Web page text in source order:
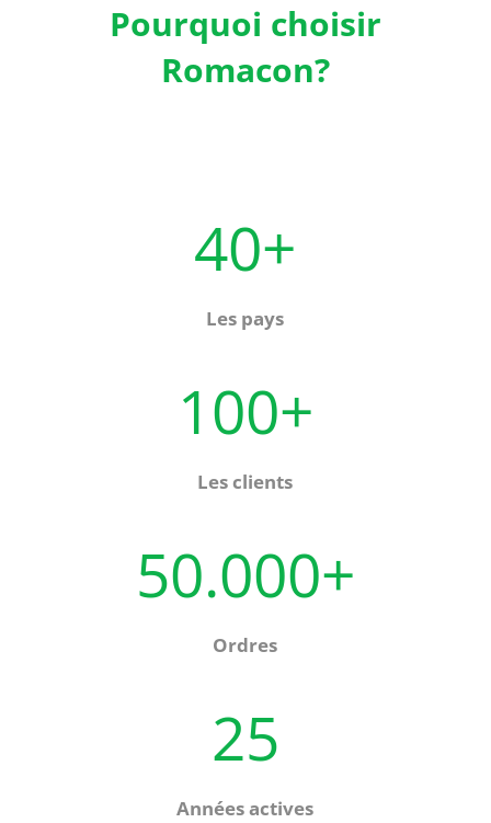
Pourquoi choisir
Romacon?
40+
Les pays
100+
Les clients
50.000+
Ordres
25
Années actives